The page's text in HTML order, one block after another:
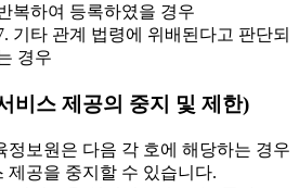
복하여 등록하였을 경우
기타 관계 법령에 위배된다고 판단되
경우
비스 제공의 중지 및 제한)
보원은 다음 각 호에 해당하는 경우
제공을 중지할 수 있습니다.